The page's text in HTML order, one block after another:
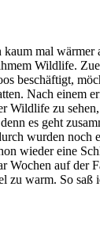
mal
Wildlife.
beschäftigt,
Nach einem
zu
es geht
wurden
wieder eine
auf der
warm. So